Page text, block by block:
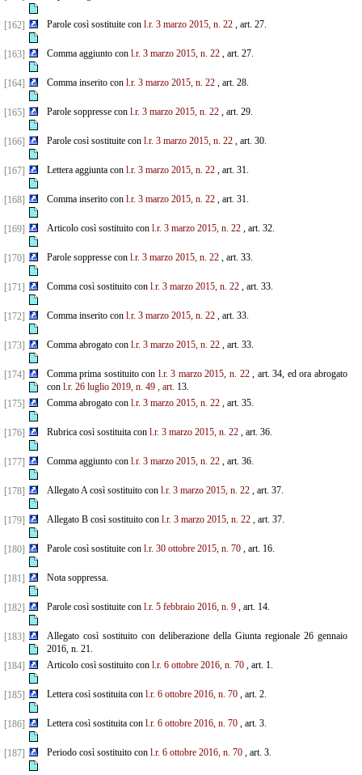
[162] Parole così sostituite con l.r. 3 marzo 2015, n. 22, art. 27.
[163] Comma aggiunto con l.r. 3 marzo 2015, n. 22, art. 27.
[164] Comma inserito con l.r. 3 marzo 2015, n. 22, art. 28.
[165] Parole soppresse con l.r. 3 marzo 2015, n. 22, art. 29.
[166] Parole così sostituite con l.r. 3 marzo 2015, n. 22, art. 30.
[167] Lettera aggiunta con l.r. 3 marzo 2015, n. 22, art. 31.
[168] Comma inserito con l.r. 3 marzo 2015, n. 22, art. 31.
[169] Articolo così sostituito con l.r. 3 marzo 2015, n. 22, art. 32.
[170] Parole soppresse con l.r. 3 marzo 2015, n. 22, art. 33.
[171] Comma così sostituito con l.r. 3 marzo 2015, n. 22, art. 33.
[172] Comma inserito con l.r. 3 marzo 2015, n. 22, art. 33.
[173] Comma abrogato con l.r. 3 marzo 2015, n. 22, art. 33.
[174] Comma prima sostituito con l.r. 3 marzo 2015, n. 22, art. 34, ed ora abrogato
con l.r. 26 luglio 2019, n. 49 , art. 13.
[175]
Comma abrogato con l.r. 3 marzo 2015, n. 22, art. 35.
[176] Rubrica così sostituita con l.r. 3 marzo 2015, n. 22, art. 36.
[177] Comma aggiunto con l.r. 3 marzo 2015, n. 22, art. 36.
[178] Allegato A così sostituito con l.r. 3 marzo 2015, n. 22, art. 37.
[179] Allegato B così sostituito con l.r. 3 marzo 2015, n. 22, art. 37.
[180] Parole così sostituite con l.r. 30 ottobre 2015, n. 70, art. 16.
[181] Nota soppressa.
[182] Parole così sostituite con l.r. 5 febbraio 2016, n. 9, art. 14.
[183]
Allegato così sostituito con deliberazione della Giunta regionale 26 gennaio
2016, n. 21.
[184]
Articolo così sostituito con l.r. 6 ottobre 2016, n. 70, art. 1.
[185] Lettera così sostituita con l.r. 6 ottobre 2016, n. 70, art. 2.
[186] Lettera così sostituita con l.r. 6 ottobre 2016, n. 70, art. 3.
[187] Periodo così sostituito con l.r. 6 ottobre 2016, n. 70, art. 3.